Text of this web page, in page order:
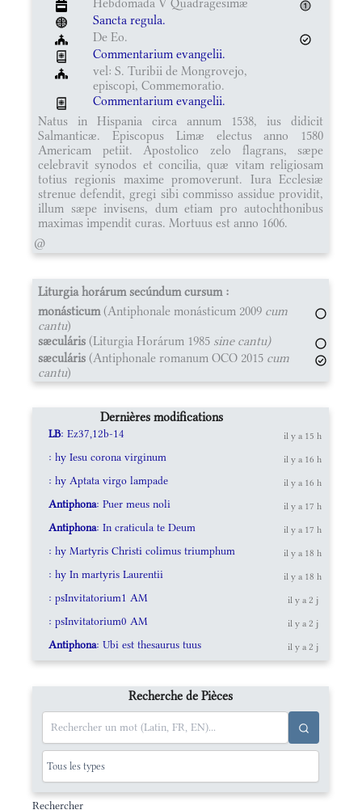
Sancta regula.
De Eo.
Commentarium evangelii.
vel: S. Turibii de Mongrovejo,
episcopi, Commemoratio.
Commentarium evangelii.
Natus in Hispania circa annum 1538, ius didicit
Salmanticæ. Episcopus Limæ electus anno 1580
Americam petiit. Apostolico zelo flagrans, sæpe
celebravit synodos et concilia, quæ vitam religiosam
totius regionis maxime promoverunt. Iura Ecclesiæ
strenue defendit, gregi sibi commisso assidue providit,
illum sæpe invisens, dum etiam pro autochthonibus
maximas impendit curas. Mortuus est anno 1606.
@
Liturgia horárum secúndum cursum :
monásticum(Antiphonale monásticum 2009 cum
cantu)
sæculáris (Liturgia Horárum 1985 sine cantu)
sæculáris (Antiphonale romanum OCO 2015 cum
cantu)
Dernières modifications
LB: Ez37,12b-14 il y a 15 h
: hy Iesu corona virginum il y a 16 h
: hy Aptata virgo lampade il y a 16 h
Antiphona: Puer meus noli il y a 17 h
Antiphona: In craticula te Deum il y a 17 h
: hy Martyris Christi colimus triumphum il y a 18 h
: hy In martyris Laurentii il y a 18 h
: psInvitatorium1 AM il y a 2 j
: psInvitatorium0 AM il y a 2 j
Antiphona: Ubi est thesaurus tuus il y a 2 j
Recherche de Pièces
Rechercher